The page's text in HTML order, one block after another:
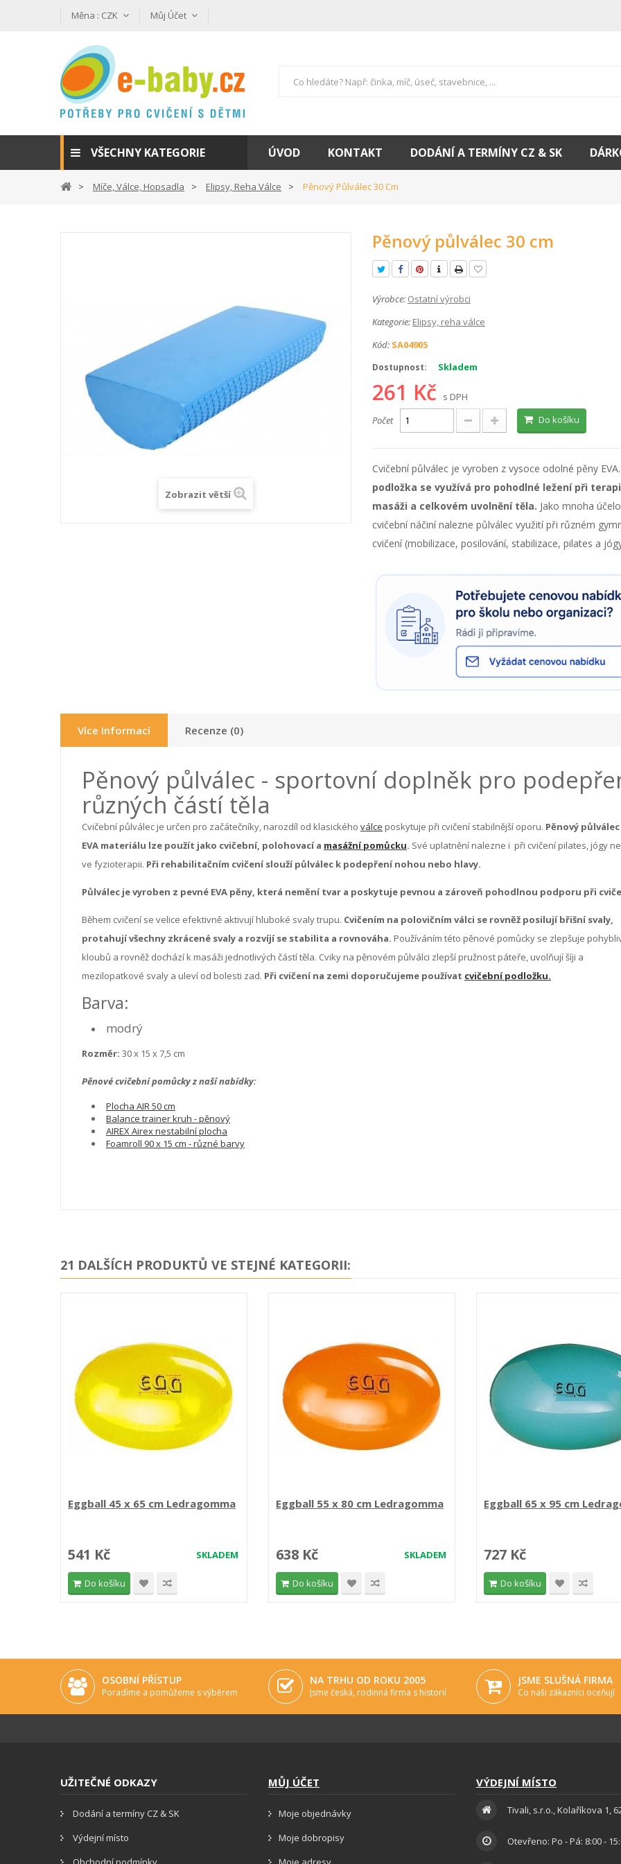
Měna : CZK Můj Účet
VŠECHNY KATEGORIE ÚVOD KONTAKT DODÁNÍ A TERMÍNY CZ & SK
Míče, Válce, Hopsadla Elipsy, Reha Válce Pěnový Půlválec 30 Cm
Zobrazit větší
Pěnový půlválec 30 cm
Výrobce: Ostatní výrobci
Kategorie: Elipsy, reha válce
Kód: SA04905
Dostupnost: Skladem
261 Kč
s DPH
Počet
Do košíku
Cvičební půlválec je vyroben z vysoce odolné pěny
podložka se využívá pro pohodlné ležení při
masáži a celkovém uvolnění těla. Jako mnoha
cvičební náčiní nalezne půlválec využití při různém
cvičení (mobilizace, posilování, stabilizace, pilates a
Více Informací Recenze (0)
Pěnový půlválec - sportovní doplněk pro
různých částí těla
Cvičební půlválec je určen pro začátečníky, narozdíl od klasického válce poskytuje při cvičení stabilnější oporu. Pěnový
EVA materiálu lze použít jako cvičební, polohovací a masážní pomůcku. Své uplatnění nalezne i při cvičení pilates, jógy
ve fyzioterapii. Při rehabilitačním cvičení slouží půlválec k podepření nohou nebo hlavy.
Půlválec je vyroben z pevné EVA pěny, která nemění tvar a poskytuje pevnou a zároveň pohodlnou podporu při
Během cvičení se velice efektivně aktivují hluboké svaly trupu. Cvičením na polovičním válci se rovněž posilují břišní svaly,
protahují všechny zkrácené svaly a rozvíjí se stabilita a rovnováha. Používáním této pěnové pomůcky se zlepšuje
kloubů a rovněž dochází k masáži jednotlivých částí těla. Cviky na pěnovém půlválci zlepší pružnost páteře, uvolňují šíji a
mezilopatkové svaly a uleví od bolesti zad. Při cvičení na zemi doporučujeme používat cvičební podložku.
Barva:
modrý
Rozměr: 30 x 15 x 7,5 cm
Pěnové cvičební pomůcky z naší nabídky:
Plocha AIR 50 cm
Balance trainer kruh - pěnový
AIREX Airex nestabilní plocha
Foamroll 90 x 15 cm - různé barvy
21 DALŠÍCH PRODUKTŮ VE STEJNÉ KATEGORII:
Eggball 45 x 65 cm Ledragomma
SKLADEM
541 Kč
Do košíku
Eggball 55 x 80 cm Ledragomma
SKLADEM
638 Kč
Do košíku
Eggball 65 x 95 cm
727 Kč
Do košíku
OSOBNÍ PŘÍSTUP
Poradíme a pomůžeme s výběrem
NA TRHU OD ROKU 2005
Jsme česká, rodinná firma s historií
JSME SLUŠNÁ FIRMA
Co naši zákazníci oceňují
UŽITEČNÉ ODKAZY
Dodání a termíny CZ & SK
Výdejní místo
MŮJ ÚČET
Moje objednávky
Moje dobropisy
VÝDEJNÍ MÍSTO
Tivali, s.r.o., Kolaříkova 1,
Otevřeno: Po - Pá: 8:00 -